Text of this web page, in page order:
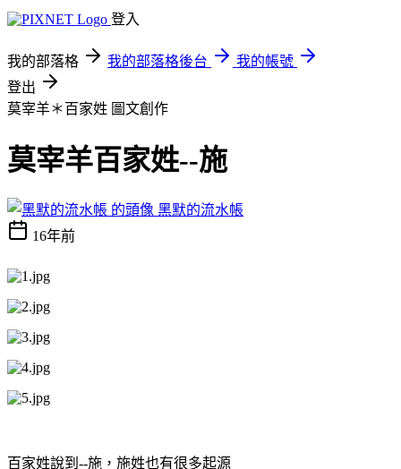
登入
我的部落格 我的部落格後台
我的帳號
登出
莫宰羊＊百家姓 圖文創作
莫宰羊百家姓--施
黑默的流水帳
16年前
百家姓說到--施，施姓也有很多起源